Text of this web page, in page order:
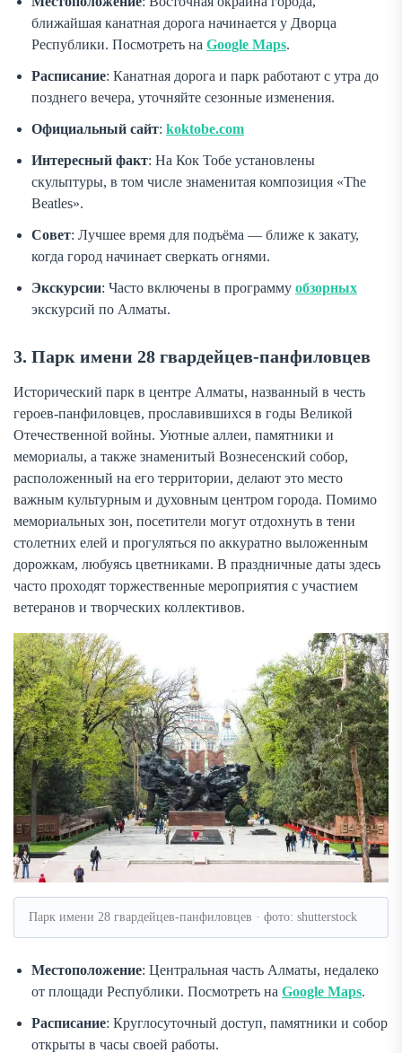
ближайшая канатная дорога начинается у Дворца
Республики. Посмотреть на Google Maps.
Расписание: Канатная дорога и парк работают с утра до
позднего вечера, уточняйте сезонные изменения.
Официальный сайт: koktobe.com
Интересный факт: На Кок Тобе установлены
скульптуры, в том числе знаменитая композиция «The
Beatles».
Совет: Лучшее время для подъёма — ближе к закату,
когда город начинает сверкать огнями.
Экскурсии: Часто включены в программу обзорных
экскурсий по Алматы.
3. Парк имени 28 гвардейцев-панфиловцев
Исторический парк в центре Алматы, названный в честь
героев-панфиловцев, прославившихся в годы Великой
Отечественной войны. Уютные аллеи, памятники и
мемориалы, а также знаменитый Вознесенский собор,
расположенный на его территории, делают это место
важным культурным и духовным центром города. Помимо
мемориальных зон, посетители могут отдохнуть в тени
столетних елей и прогуляться по аккуратно выложенным
дорожкам, любуясь цветниками. В праздничные даты здесь
часто проходят торжественные мероприятия с участием
ветеранов и творческих коллективов.
Парк имени 28 гвардейцев-панфиловцев · фото: shutterstock
Местоположение: Центральная часть Алматы, недалеко
от площади Республики. Посмотреть на Google Maps.
Расписание: Круглосуточный доступ, памятники и собор
открыты в часы своей работы.